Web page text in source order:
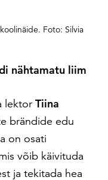
Foto: Silvia
nähtamatu liim
lektor Tiina
brändide edu
on osati
võib käivituda
ja tekitada hea